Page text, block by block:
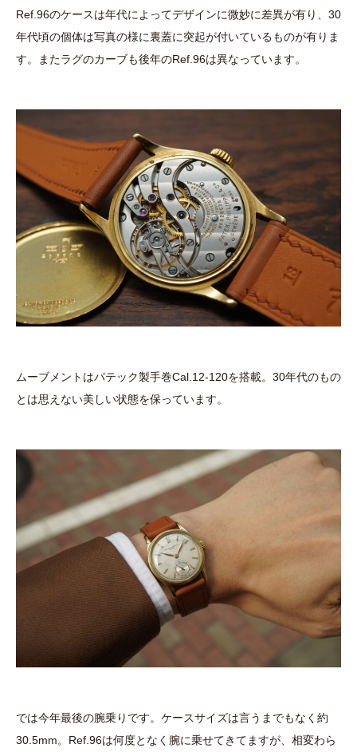
Ref.96のケースは年代によってデザインに微妙に差異が有り、30
年代頃の個体は写真の様に裏蓋に突起が付いているものが有りま
す。またラグのカーブも後年のRef.96は異なっています。
ムーブメントはパテック製手巻Cal.12-120を搭載。30年代のもの
とは思えない美しい状態を保っています。
では今年最後の腕乗りです。ケースサイズは言うまでもなく約
30.5mm。Ref.96は何度となく腕に乗せてきてますが、相変わら